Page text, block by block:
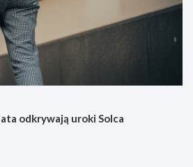
odkrywają uroki Solca